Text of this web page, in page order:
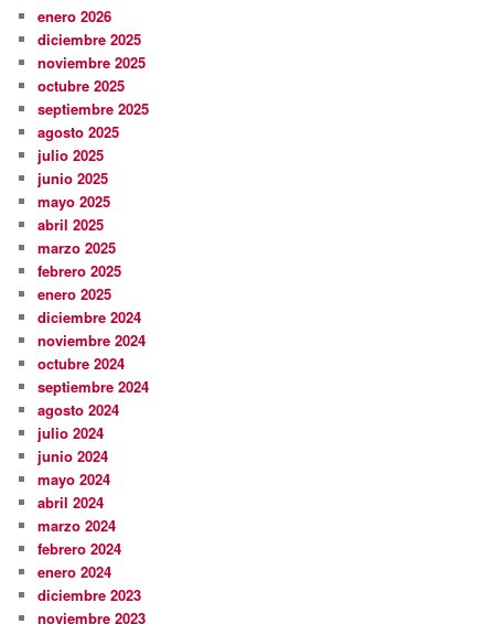
enero 2026
diciembre 2025
noviembre 2025
octubre 2025
septiembre 2025
agosto 2025
julio 2025
junio 2025
mayo 2025
abril 2025
marzo 2025
febrero 2025
enero 2025
diciembre 2024
noviembre 2024
octubre 2024
septiembre 2024
agosto 2024
julio 2024
junio 2024
mayo 2024
abril 2024
marzo 2024
febrero 2024
enero 2024
diciembre 2023
noviembre 2023